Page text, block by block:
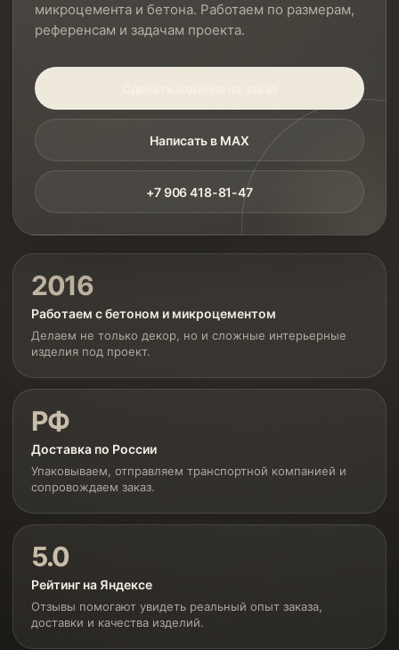
микроцемента и бетона. Работаем по размерам,
референсам и задачам проекта.
Написать в MAX
+7 906 418-81-47
2016
Работаем с бетоном и микроцементом
Делаем не только декор, но и сложные интерьерные
изделия под проект.
РФ
Доставка по России
Упаковываем, отправляем транспортной компанией и
сопровождаем заказ.
5.0
Рейтинг на Яндексе
Отзывы помогают увидеть реальный опыт заказа,
доставки и качества изделий.